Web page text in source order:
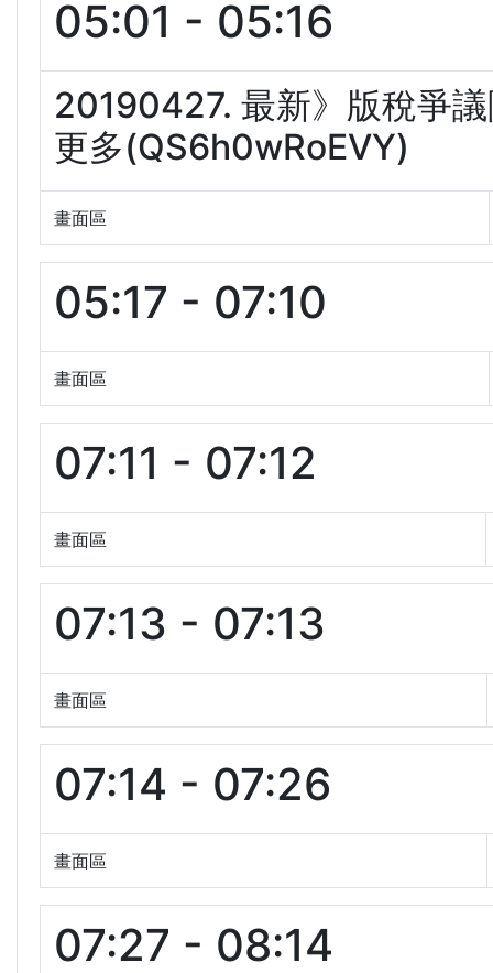
05:01 - 05:16
20190427. 最新》版稅爭
更多(QS6h0wRoEVY)
畫面區
05:17 - 07:10
畫面區
07:11 - 07:12
畫面區
07:13 - 07:13
畫面區
07:14 - 07:26
畫面區
07:27 - 08:14